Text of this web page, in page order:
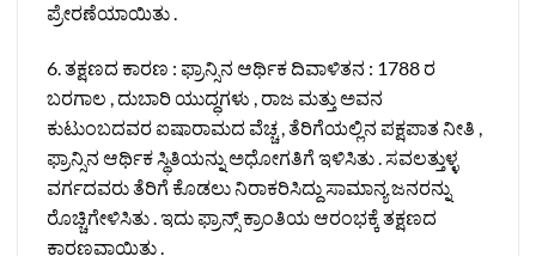
ಪ್ರೇರಣೆಯಾಯಿತು .
6. ತಕ್ಷಣದ ಕಾರಣ : ಫ್ರಾನ್ಸಿನ ಆರ್ಥಿಕ ದಿವಾಳಿತನ : 1788 ರ
ಬರಗಾಲ , ದುಬಾರಿ ಯುದ್ಧಗಳು , ರಾಜ ಮತ್ತು ಅವನ
ಕುಟುಂಬದವರ ಐಷಾರಾಮದ ವೆಚ್ಚ , ತೆರಿಗೆಯಲ್ಲಿನ ಪಕ್ಷಪಾತ ನೀತಿ ,
ಫ್ರಾನ್ಸಿನ ಆರ್ಥಿಕ ಸ್ಥಿತಿಯನ್ನು ಅಧೋಗತಿಗೆ ಇಳಿಸಿತು . ಸವಲತ್ತುಳ್ಳ
ವರ್ಗದವರು ತೆರಿಗೆ ಕೊಡಲು ನಿರಾಕರಿಸಿದ್ದು ಸಾಮಾನ್ಯ ಜನರನ್ನು
ರೊಚ್ಚಿಗೇಳಿಸಿತು . ಇದು ಫ್ರಾನ್ಸ್ ಕ್ರಾಂತಿಯ ಆರಂಭಕ್ಕೆ ತಕ್ಷಣದ
ಕಾರಣವಾಯಿತು .